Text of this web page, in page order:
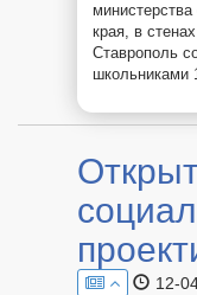
края, в
Ставрополь
школьниками
12-